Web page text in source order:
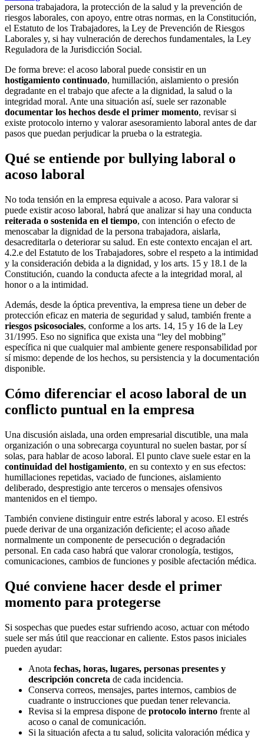
persona trabajadora, la protección de la salud y la prevención de
riesgos laborales, con apoyo, entre otras normas, en la Constitución,
el Estatuto de los Trabajadores, la Ley de Prevención de Riesgos
Laborales y, si hay vulneración de derechos fundamentales, la Ley
Reguladora de la Jurisdicción Social.
De forma breve: el acoso laboral puede consistir en un
hostigamiento continuado, humillación, aislamiento o presión
degradante en el trabajo que afecte a la dignidad, la salud o la
integridad moral. Ante una situación así, suele ser razonable
documentar los hechos desde el primer momento, revisar si
existe protocolo interno y valorar asesoramiento laboral antes de dar
pasos que puedan perjudicar la prueba o la estrategia.
Qué se entiende por bullying laboral o
acoso laboral
No toda tensión en la empresa equivale a acoso. Para valorar si
puede existir acoso laboral, habrá que analizar si hay una conducta
reiterada o sostenida en el tiempo, con intención o efecto de
menoscabar la dignidad de la persona trabajadora, aislarla,
desacreditarla o deteriorar su salud. En este contexto encajan el art.
4.2.e del Estatuto de los Trabajadores, sobre el respeto a la intimidad
y la consideración debida a la dignidad, y los arts. 15 y 18.1 de la
Constitución, cuando la conducta afecte a la integridad moral, al
honor o a la intimidad.
Además, desde la óptica preventiva, la empresa tiene un deber de
protección eficaz en materia de seguridad y salud, también frente a
riesgos psicosociales, conforme a los arts. 14, 15 y 16 de la Ley
31/1995. Eso no significa que exista una “ley del mobbing”
específica ni que cualquier mal ambiente genere responsabilidad por
sí mismo: depende de los hechos, su persistencia y la documentación
disponible.
Cómo diferenciar el acoso laboral de un
conflicto puntual en la empresa
Una discusión aislada, una orden empresarial discutible, una mala
organización o una sobrecarga coyuntural no suelen bastar, por sí
solas, para hablar de acoso laboral. El punto clave suele estar en la
continuidad del hostigamiento, en su contexto y en sus efectos:
humillaciones repetidas, vaciado de funciones, aislamiento
deliberado, desprestigio ante terceros o mensajes ofensivos
mantenidos en el tiempo.
También conviene distinguir entre estrés laboral y acoso. El estrés
puede derivar de una organización deficiente; el acoso añade
normalmente un componente de persecución o degradación
personal. En cada caso habrá que valorar cronología, testigos,
comunicaciones, cambios de funciones y posible afectación médica.
Qué conviene hacer desde el primer
momento para protegerse
Si sospechas que puedes estar sufriendo acoso, actuar con método
suele ser más útil que reaccionar en caliente. Estos pasos iniciales
pueden ayudar:
Anota fechas, horas, lugares, personas presentes y
descripción concreta de cada incidencia.
Conserva correos, mensajes, partes internos, cambios de
cuadrante o instrucciones que puedan tener relevancia.
Revisa si la empresa dispone de protocolo interno frente al
acoso o canal de comunicación.
Si la situación afecta a tu salud, solicita valoración médica y